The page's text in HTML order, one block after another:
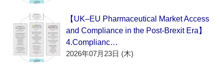
【UK–EU Pharmaceutical Market Access
and Compliance in the Post-Brexit Era】
4.Complianc…
2026年07月23日 (木)